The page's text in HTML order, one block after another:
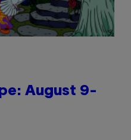
August 9-